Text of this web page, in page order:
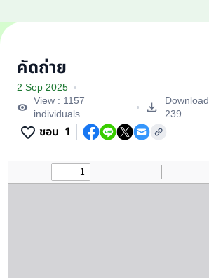
คัดถ่าย
2 Sep 2025
View : 1157
individuals
Download
239
ชอบ 1